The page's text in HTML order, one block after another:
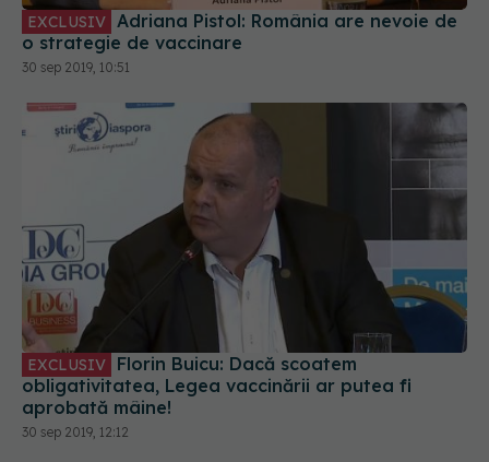
30 sep 2019, 10:51
EXCLUSIV
obligativitatea, Legea vaccinării ar putea fi
aprobată mâine!
30 sep 2019, 12:12